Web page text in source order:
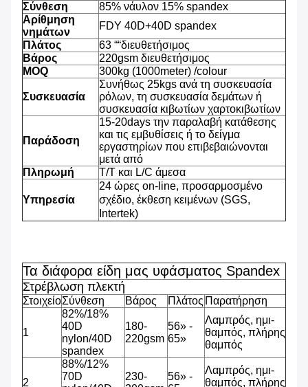
Σύνθεση
85% νάυλον 15% spandex
Αρίθμηση
νημάτων
FDY 40D+40D spandex
Πλάτος
63 ““διευθετήσιμος
Βάρος
220gsm διευθετήσιμος
MOQ
300kg (1000meter) /colour
Συσκευασία
Συνήθως 25kgs ανά τη συσκευασία
ρόλων, τη συσκευασία δεμάτων ή
συσκευασία κιβωτίων χαρτοκιβωτίων
Παράδοση
15-20days την παραλαβή κατάθεσης
και τις εμβυθίσεις ή το δείγμα
εργαστηρίων που επιβεβαιώνονται
μετά από
Πληρωμή
T/T και L/C άμεσα
Υπηρεσία
24 ώρες on-line, προσαρμοσμένο
σχέδιο, έκθεση κειμένων (SGS,
Intertek)
Τα διάφορα είδη μας υφάσματος Spandex
Στρέβλωση πλεκτή
ΣτοιχείοΣύνθεση Βάρος Πλάτος Παρατήρηση
1
82%/18%
40D
nylon/40D
spandex
180-
220gsm
56» -
65»
Λαμπρός, ημι-
θαμπός, πλήρης
θαμπός
2
88%/12%
70D
230-
56» -
Λαμπρός, ημι-
θαμπός, πλήρης